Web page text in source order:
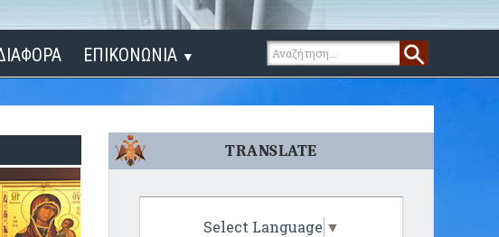
ΕΠΙΚΟΝΩΝΙΑ ▼
TRANSLATE
Select Language ▼